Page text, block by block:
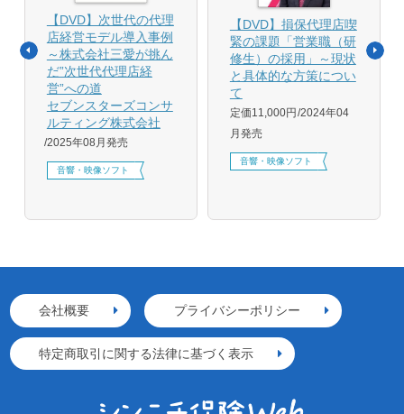
【DVD】次世代の代理
店経営モデル導入事例
～株式会社三愛が挑ん
だ”次世代代理店経
営”への道
セブンスターズコンサ
ルティング株式会社
2025年08月発売
音響・映像ソフト
【DVD】損保代理店喫
緊の課題「営業職（研
修生）の採用」～現状
と具体的な方策につい
て
定価11,000円 2024年04
月発売
音響・映像ソフト
会社概要 プライバシーポリシー
特定商取引に関する法律に基づく表示